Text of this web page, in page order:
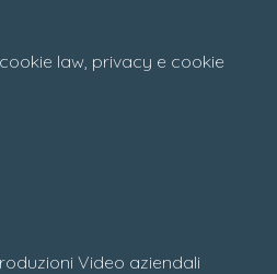
law, privacy e cookie
Video aziendali